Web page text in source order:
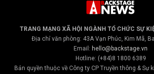
TRANG MẠNG XÃ HỘI NGÀNH TỔ CHỨC SỰ
Địa chỉ văn phòng: 43A Vạn Phúc, Kim Mã,
Email: hello@backstage.vn
Hotline: (+84)8 1800 6389
Bản quyền thuộc về Công ty CP Truyền thông & Sự